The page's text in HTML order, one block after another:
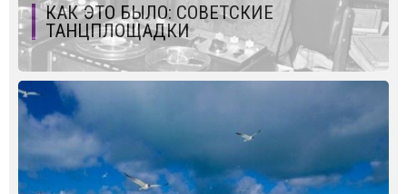
КАК ЭТО БЫЛО: СОВЕТСКИЕ
ТАНЦПЛОЩАДКИ